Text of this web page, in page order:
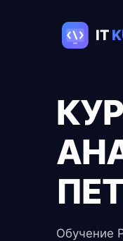
Обучение